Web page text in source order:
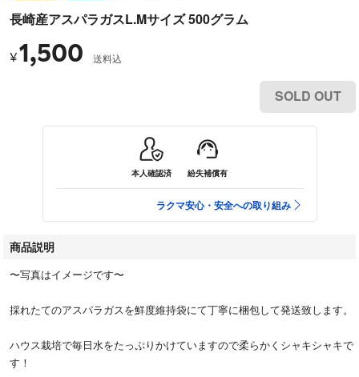
長崎産アスパラガスL.Mサイズ 500グラム
¥1,500 送料込
SOLD OUT
本人確認済 紛失補償有
ラクマ安心・安全への取り組み
商品説明
〜写真はイメージです〜
採れたてのアスパラガスを鮮度維持袋にて丁寧に梱包して発送致します。
ハウス栽培で毎日水をたっぷりかけていますので柔らかくシャキシャキで
す！